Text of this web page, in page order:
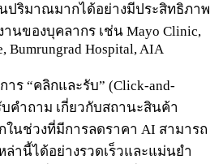
ปริมาณมากได้อย่างมีประสิทธิภาพ
นของบุคลากร เช่น Mayo Clinic,
Bumrungrad Hospital, AIA
ร “คลิกและรับ” (Click-and-
คำถาม เกี่ยวกับสถานะสินค้า
ในช่วงที่มีการลดราคา AI สามารถ
านี้ได้อย่างรวดเร็วและแม่นยำ